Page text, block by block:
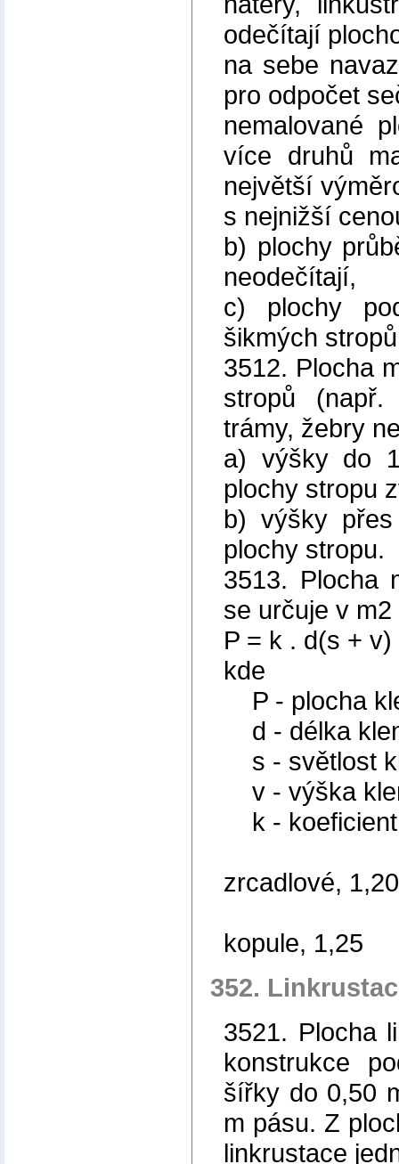
odečítají
na sebe
pro odpočet
nemalované
více druhů
největší
s nejnižší
b) plochy
neodečítají,
c) plochy
šikmých
3512. Plocha
stropů
trámy, žebry
a) výšky do
plochy stropu
b) výšky
plochy stropu.
3513. Plocha
se určuje v
P = k . d(s + v)
kde
P - plocha
d - délka
s - světlost
v - výška
k -
zrcadlové, 1,20
kopule, 1,25
352.
3521. Plocha
konstrukce
šířky do 0,50
m pásu. Z
linkrustace